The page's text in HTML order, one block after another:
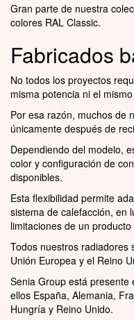
Gran parte de nuestra
colores RAL Classic.
Fabricados
No todos los proyectos
misma potencia ni el
Por esa razón, muchos de
únicamente después de
Dependiendo del modelo,
color y configuración de
disponibles.
Esta flexibilidad permite
sistema de calefacción, en
limitaciones de un producto
Todos nuestros radiadores
Unión Europea y el Reino
Senia Group está
ellos España, Alemania,
Hungría y Reino Unido.